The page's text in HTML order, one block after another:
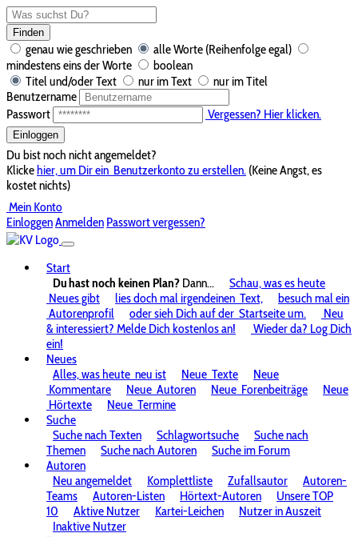
Finden
genau wie geschrieben
alle Worte (Reihenfolge egal)
mindestens eins der Worte
boolean
Titel und/oder Text
nur im Text
nur im Titel
Benutzername
Passwort
Vergessen? Hier klicken.
Einloggen
Du bist noch nicht angemeldet?
Klickehier, um Dir ein Benutzerkonto zu erstellen. (Keine Angst, es
kostet nichts)
Mein Konto
EinloggenAnmelden Passwort vergessen?
Start
Du hast noch keinen Plan? Dann...
Schau, was es heute
Neues gibt
lies doch mal irgendeinen Text,
besuch mal ein
Autorenprofil
oder sieh Dich auf der Startseite um.
Neu
& interessiert? Melde Dich kostenlos an!
Wieder da? Log Dich
ein!
Neues
Alles, was heute neu ist Neue Texte
Neue
Kommentare
Neue Autoren Neue Forenbeiträge
Neue
Hörtexte
Neue Termine
Suche
Suche nach Texten
Schlagwortsuche
Suche nach
Themen
Suche nach Autoren
Suche im Forum
Autoren
Neu angemeldet
Komplettliste Zufallsautor
Autoren-
Teams
Autoren-Listen Hörtext-Autoren
Unsere TOP
10
Aktive Nutzer Kartei-Leichen
Nutzer in Auszeit
Inaktive Nutzer